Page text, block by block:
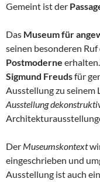
Gemeint ist der
Das Museum für
seinen besonderen Ruf
Postmoderne erhalten.
Sigmund Freudsfür
Ausstellung zu seinem
Ausstellung
Der Museumskontext
eingeschrieben und
Ausstellung ist auch